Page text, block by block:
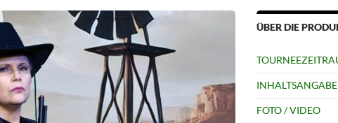
ÜBER DIE
INHALTSANGABE
FOTO / VIDEO